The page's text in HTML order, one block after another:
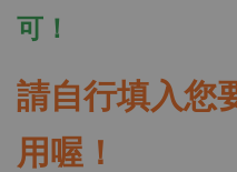
可！
請自行填入您
用喔！